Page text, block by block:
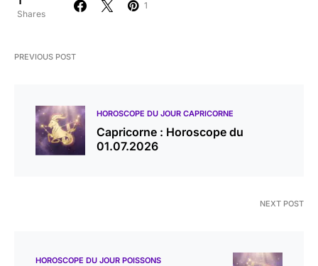
Shares
1
PREVIOUS POST
HOROSCOPE DU JOUR CAPRICORNE
Capricorne : Horoscope du
01.07.2026
NEXT POST
HOROSCOPE DU JOUR POISSONS